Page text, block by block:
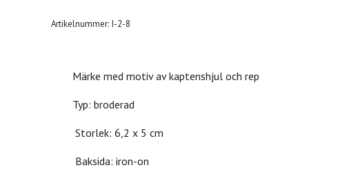
Artikelnummer: I-2-8
Märke med motiv av kaptenshjul och rep
Typ: broderad
Storlek: 6,2 x 5 cm
Baksida: iron-on